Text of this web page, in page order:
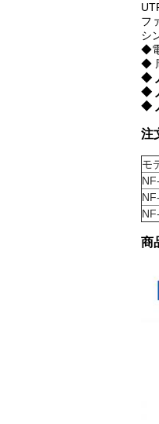
フ
シ
◆
◆
◆
◆
◆
注
モ
商